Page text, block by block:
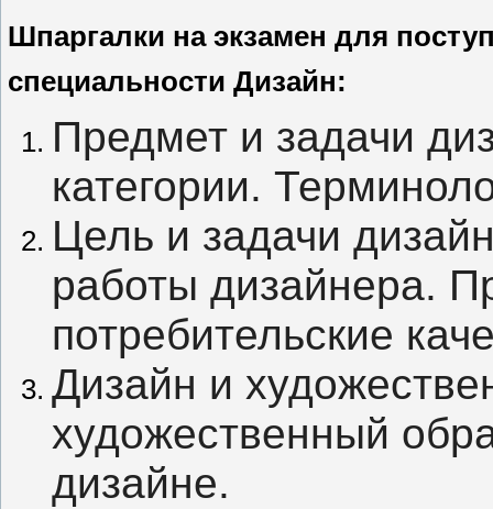
Шпаргалки на экзамен для
специальности Дизайн:
Предмет и задачи
категории.
Цель и задачи
работы дизайнера.
потребительские
Дизайн и
художественный
дизайне.